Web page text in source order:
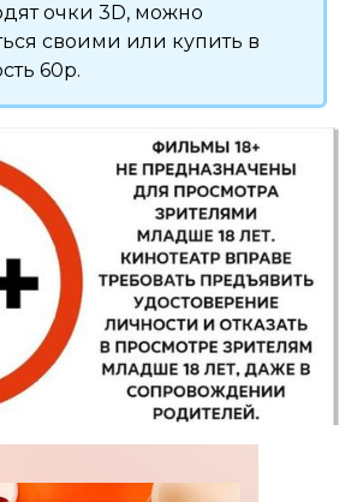
очки 3D, можно
своими или купить в
60р.